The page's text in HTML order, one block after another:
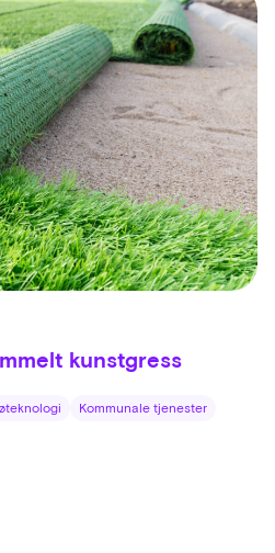
kunstgress
Kommunale tjenester